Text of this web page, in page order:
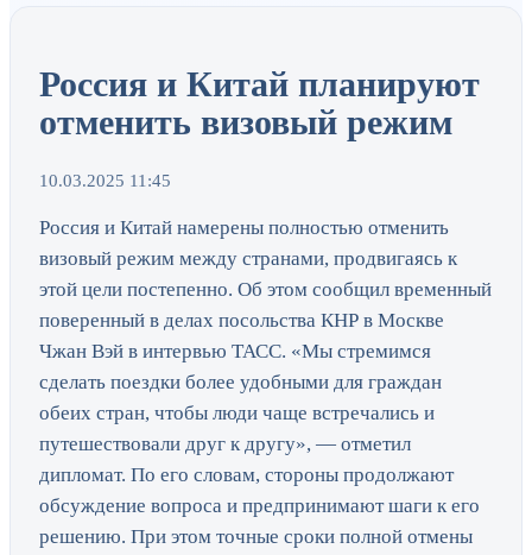
Россия и Китай планируют
отменить визовый режим
10.03.2025 11:45
Россия и Китай намерены полностью отменить
визовый режим между странами, продвигаясь к
этой цели постепенно. Об этом сообщил временный
поверенный в делах посольства КНР в Москве
Чжан Вэй в интервью ТАСС. «Мы стремимся
сделать поездки более удобными для граждан
обеих стран, чтобы люди чаще встречались и
путешествовали друг к другу», — отметил
дипломат. По его словам, стороны продолжают
обсуждение вопроса и предпринимают шаги к его
решению. При этом точные сроки полной отмены